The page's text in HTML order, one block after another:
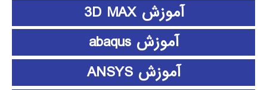
آموزش 3D MAX
آموزش abaqus
آموزش ANSYS